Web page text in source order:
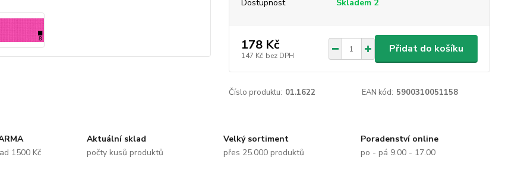
Dostupnost Skladem 2
178 Kč
147 Kč bez DPH
Přidat do košíku
Číslo produktu: 01.1622 EAN kód: 5900310051158
1500 Kč
Aktuální sklad
počty kusů produktů
Velký sortiment
přes 25.000 produktů
Poradenství online
po - pá 9.00 - 17.00